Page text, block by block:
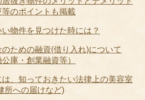
のポイントも掲載
物件を見つけた時には？
ための融資(借り入れ)について
公庫・創業融資等）
、知っておきたい法律上の美容室
所への届けなど)